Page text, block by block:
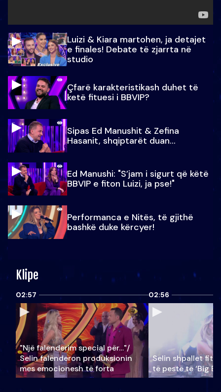
Luizi & Kiara martohen, ja detajet
e finales! Debate të zjarrta në
studio
Çfarë karakteristikash duhet të
ketë fituesi i BBVIP?
Sipas Ed Manushit & Zefina
Hasanit, shqiptarët duan...
Ed Manushi: "S’jam i sigurt që këtë
BBVIP e fiton Luizi, ja pse!"
Performanca e Nitës, të gjithë
bashkë duke kërcyer!
Klipe
02:57
"Një falenderim special për…"/
Selin falënderon produksionin
mes emocionesh të forta
02:56
Selin shpallet
të pestë të ‘Big